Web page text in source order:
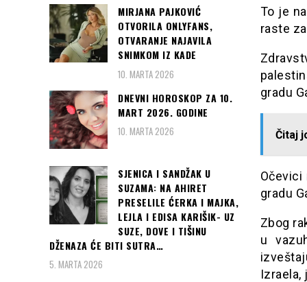
To je
raste
gradu
Čitaj
gradu
Zbog
u
Izraela,
MIRJANA PAJKOVIĆ
OTVORILA ONLYFANS,
OTVARANJE NAJAVILA
SNIMKOM IZ KADE
10. MARTA 2026
DNEVNI HOROSKOP ZA 10.
MART 2026. GODINE
10. MARTA 2026
SJENICA I SANDŽAK U
SUZAMA: NA AHIRET
PRESELILE ĆERKA I MAJKA,
LEJLA I EDISA KARIŠIK- UZ
SUZE, DOVE I TIŠINU
DŽENAZA ĆE BITI SUTRA…
5. MARTA 2026